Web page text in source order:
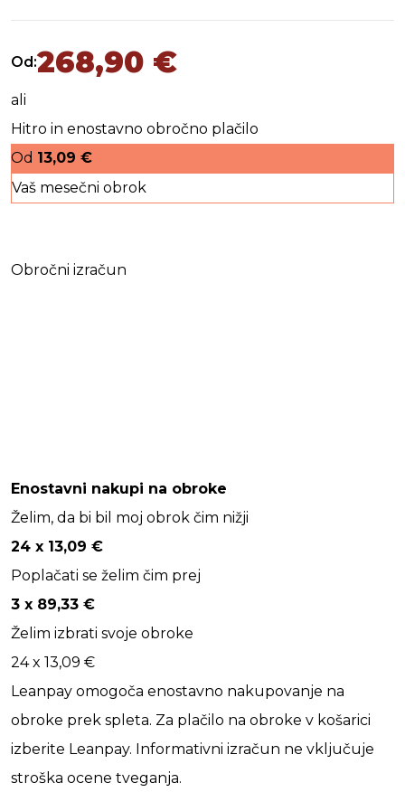
Od:268,90 €
ali
Hitro in enostavno obročno plačilo
Od 13,09 €
Vaš mesečni obrok
Obročni izračun
Enostavni nakupi na obroke
Želim, da bi bil moj obrok čim nižji
24 x 13,09 €
Poplačati se želim čim prej
3 x 89,33 €
Želim izbrati svoje obroke
24 x 13,09 €
Leanpay omogoča enostavno nakupovanje na
obroke prek spleta. Za plačilo na obroke v košarici
izberite Leanpay. Informativni izračun ne vključuje
stroška ocene tveganja.